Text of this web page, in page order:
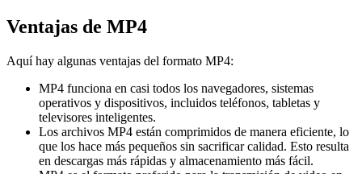
Ventajas de MP4
Aquí hay algunas ventajas del formato MP4:
MP4 funciona en casi todos los navegadores, sistemas
operativos y dispositivos, incluidos teléfonos, tabletas y
televisores inteligentes.
Los archivos MP4 están comprimidos de manera eficiente, lo
que los hace más pequeños sin sacrificar calidad. Esto resulta
en descargas más rápidas y almacenamiento más fácil.